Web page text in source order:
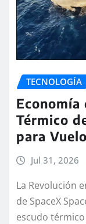
TECNOLOGÍA
Economía
Térmico
para
Jul 31, 2026
La Revolución
de SpaceX
escudo